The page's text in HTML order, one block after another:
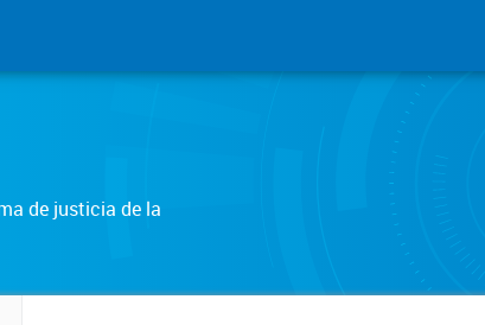
de justicia de la